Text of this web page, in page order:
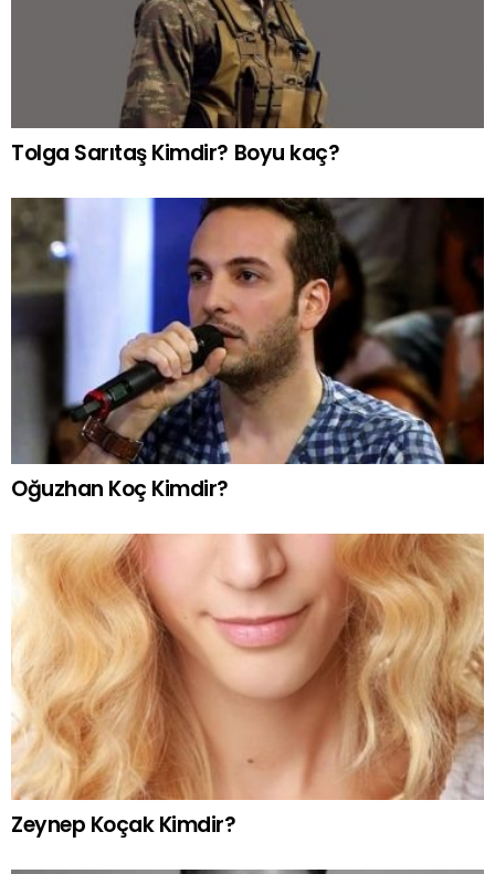
Tolga Sarıtaş Kimdir? Boyu kaç?
Oğuzhan Koç Kimdir?
Zeynep Koçak Kimdir?